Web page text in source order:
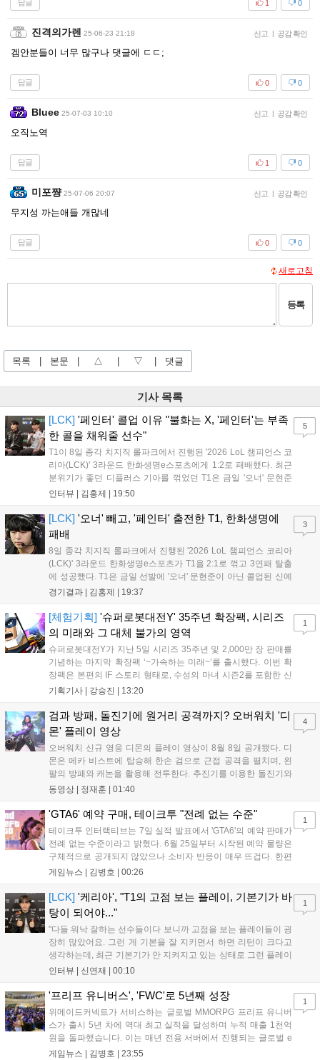
답글 0
1
진격의가렌 25-06-23 21:18 신고 공감 확인
겜안분들이 너무 많구나 댓글에 ㄷㄷ;
답글 0
0
Bluee 25-07-03 10:10 신고 공감 확인
오직노역
답글 0
1
미포쨩 25-07-06 20:07 신고 공감 확인
무지성 까는애들 개많네
답글 0
0
새로고침
등록
목록 본문 △ ▽ 댓글
기사 목록
[LCK] '페인터' 콜업 이유 "불화는 X, '페인터'는 부족
한 콜을 채워줄 선수"
T1이 8일 종각 치지직 롤파크에서 진행된 '2026 LoL 챔피언스 코
리아(LCK)' 3라운드 한화생명e스포츠에게 1:2로 패배했다. 최근
분위기가 좋던 디플러스 기아를 꺾었던 T1은 금일 '오너' 문현준
을 빼고 신예 '페인터' 김은후를 투입시키는 강수를 뒀으나 결국
즈' 김수환의 인터뷰 내...
인터뷰 | 김홍제 19:50
5
[LCK] '오너' 빼고, '페인터' 출전한 T1, 한화생명에
패배
8일 종각 치지직 롤파크에서 진행된 '2026 LoL 챔피언스 코리아
(LCK)' 3라운드 한화생명e스포츠가 T1을 2:1로 꺾고 3연패 탈출
에 성공했다. T1은 금일 선발에 '오너' 문현준이 아닌 콜업된 신예
'페인터' 김은후를 투입했지만, 결국 1:2로 패배하고 말았다. T1은
을 빼냈다....
경기결과 | 김홍제 19:37
3
[체험기획] '슈퍼로봇대전Y' 35주년 확장팩, 시리즈
의 미래와 그 대체 불가의 영역
슈퍼로봇대전Y가 지난 5일 시리즈 35주년 및 2,000만 장 판매를
기념하는 마지막 확장팩 ‘~가속하는 미래~’를 출시했다. 이번 확
장팩은 본편의 IF 스토리 형태로, 수성의 마녀 시즌2를 포함한 신
규 참전작과 크로스오버 합체기를 선보이며 작품을 완결 짓는다.
하는 몰입감 있는 서사와 조합을 구현하며 시리즈의 미래를 향한
새로운 가능성을 제시했다....
기획기사 | 강승진 13:20
1
검과 방패, 돌진기에 원거리 공격까지? 오버워치 '디
몬' 플레이 영상
오버워치 신규 영웅 디몬의 플레이 영상이 8월 8일 공개됐다. 디
몬은 메카 비스트에 탑승해 한손 검으로 근접 공격을 펼치며, 왼
팔의 방패와 캐논을 활용해 전투한다. 추진기를 이용한 돌진기와
참격 형태의 궁극기를 보유했고, 메카 파괴 시 맨몸으로 기관총을
산의 영웅들 업데이트를 통해 정식 출시될 예정이다....
동영상 | 정재훈 01:40
4
'GTA6' 예약 구매, 테이크투 "전례 없는 수준"
테이크투 인터랙티브는 7일 실적 발표에서 'GTA6'의 예약 판매가
전례 없는 수준이라고 밝혔다. 6월 25일부터 시작된 예약 물량은
구체적으로 공개되지 않았으나 소비자 반응이 매우 뜨겁다. 한편
11월 19일 PS5와 Xbox 시리즈 X|S로 정식 출시될 예정이며, 록
상 'Grand Theft Auto VI: An Extended Look'을 최초 공개할 계획
이다....
게임뉴스 | 김병호 00:26
1
[LCK] '케리아', "T1의 고점 보는 플레이, 기본기가 바
탕이 되어야..."
"다들 워낙 잘하는 선수들이다 보니까 고점을 보는 플레이들이 굉
장히 많았어요. 그런 게 기본을 잘 지키면서 하면 리턴이 크다고
생각하는데, 최근 기본기가 안 지켜지고 있는 상태로 그런 플레이
를 추구하다 보니까 팀적으로 안 좋은 사고가 계속 많이 났던 것
LoL 챔피언스 코리아(LCK)'...
인터뷰 | 신연재 00:10
1
'프리프 유니버스', 'FWC'로 5년째 성장
위메이드커넥트가 서비스하는 글로벌 MMORPG 프리프 유니버
스가 출시 5년 차에 역대 최고 실적을 달성하며 누적 매출 1천억
원을 돌파했습니다. 이는 매년 전용 서버에서 진행되는 글로벌 e
스포츠 대회 FWC의 영향이 큽니다. FWC는 이용자가 동일한 조
게임뉴스 | 김병호 23:55
1